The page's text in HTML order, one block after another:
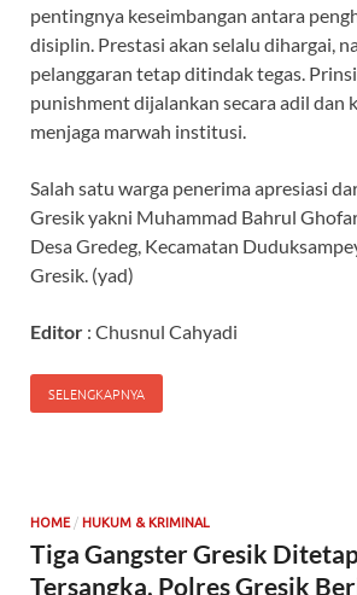
pentingnya keseimbangan antara
disiplin. Prestasi akan selalu dihargai,
pelanggaran tetap ditindak tegas.
punishment dijalankan secara adil dan
menjaga marwah institusi.
Salah satu warga penerima apresiasi
Gresik yakni Muhammad Bahrul
Desa Gredeg, Kecamatan
Gresik. (yad)
Editor : Chusnul Cahyadi
SELENGKAPNYA
HOME/ HUKUM & KRIMINAL
Tiga Gangster Gresik
Tersangka, Polres Gresik